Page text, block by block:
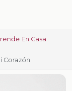
En Casa
Corazón